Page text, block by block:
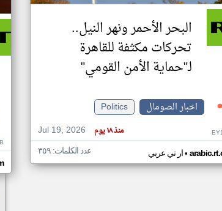
البحر الأحمر ونهر النيل..
تحركات مكثفة للقاهرة
لـ"حماية الأمن القومي"
اخبار الصومال
Politics
Jul 19, 2026
منذ ١٨ يوم
ار تي عربي• عدد الكلمات: ٣٥٩